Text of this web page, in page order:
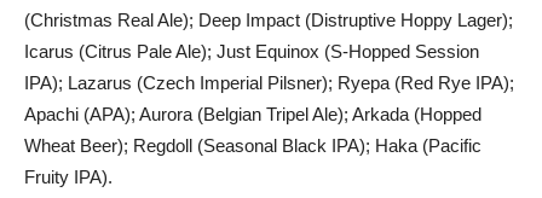
(Christmas Real Ale); Deep Impact (Distruptive Hoppy Lager);
Icarus (Citrus Pale Ale); Just Equinox (S-Hopped Session
IPA); Lazarus (Czech Imperial Pilsner); Ryepa (Red Rye IPA);
Apachi (APA); Aurora (Belgian Tripel Ale); Arkada (Hopped
Wheat Beer); Regdoll (Seasonal Black IPA); Haka (Pacific
Fruity IPA).